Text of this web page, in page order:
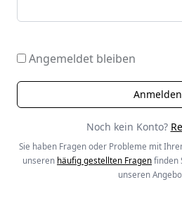
Angemeldet bleiben
Noch kein Konto?
Sie haben Fragen oder Probleme mit
unseren häufig gestellten Fragen finden
unseren